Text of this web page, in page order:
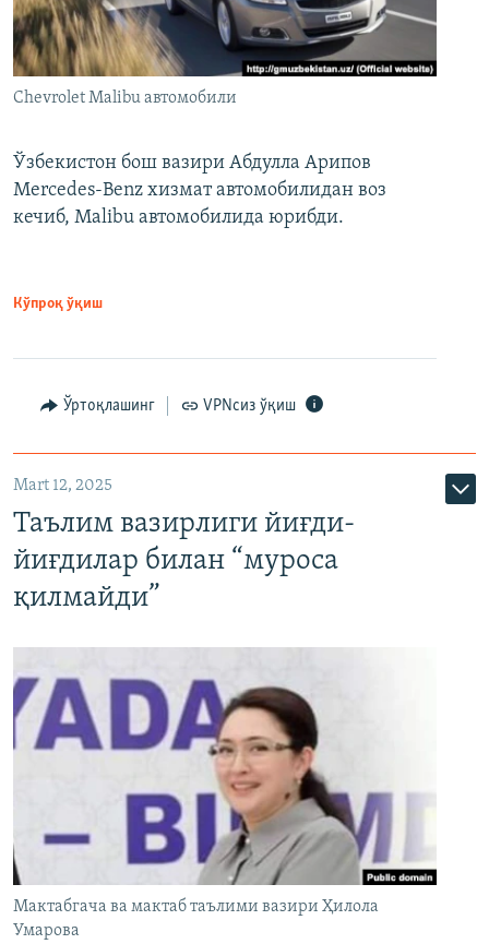
Chevrolet Malibu автомобили
Ўзбекистон бош вазири Абдулла Арипов
Mercedes-Benz хизмат автомобилидан воз
кечиб, Malibu автомобилида юрибди.
Кўпроқ ўқиш
Ўртоқлашинг VPNсиз ўқиш
Mart 12, 2025
Таълим вазирлиги йиғди-
йиғдилар билан “муроса
қилмайди”
Мактабгача ва мактаб таълими вазири Ҳилола
Умарова